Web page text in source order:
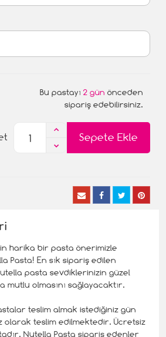
Bu pastayı 2 gün önceden
sipariş edebilirsiniz.
Sepete Ekle
harika bir pasta önerimizle
Pasta! En sık sipariş edilen
pasta sevdiklerinizin güzel
olmasını sağlayacaktır.
teslim almak istediğiniz gün
olarak teslim edilmektedir. Ücretsiz
Nutella Pasta sipariş edenler